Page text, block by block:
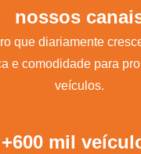
nossos
que diariamente
e comodidade para
veículos.
+600 mil